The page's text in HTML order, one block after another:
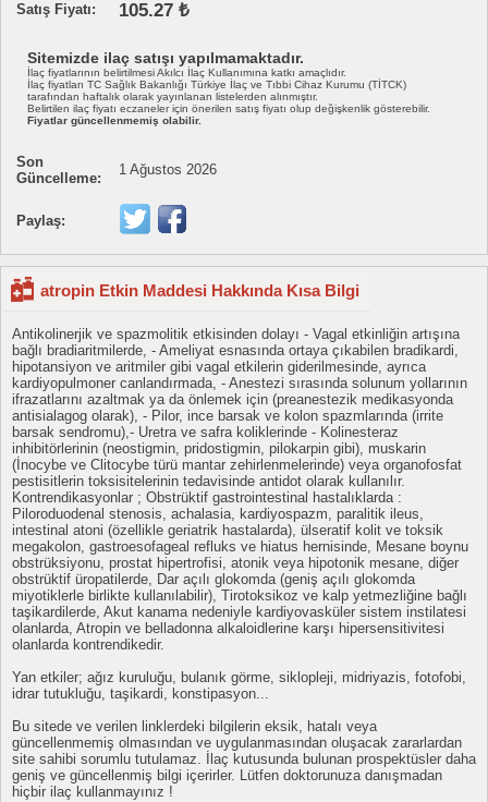
Satış Fiyatı: 105.27 ₺
Sitemizde ilaç satışı yapılmamaktadır.
İlaç fiyatlarının belirtilmesi Akılcı İlaç Kullanımına katkı amaçlıdır.
İlaç fiyatları TC Sağlık Bakanlığı Türkiye İlaç ve Tıbbi Cihaz Kurumu (TİTCK)
tarafından haftalık olarak yayınlanan listelerden alınmıştır.
Belirtilen ilaç fiyatı eczaneler için önerilen satış fiyatı olup değişkenlik gösterebilir.
Fiyatlar güncellenmemiş olabilir.
Son
Güncelleme:
1 Ağustos 2026
Paylaş:
atropin Etkin Maddesi Hakkında Kısa Bilgi
Antikolinerjik ve spazmolitik etkisinden dolayı - Vagal etkinliğin artışına
bağlı bradiaritmilerde, - Ameliyat esnasında ortaya çıkabilen bradikardi,
hipotansiyon ve aritmiler gibi vagal etkilerin giderilmesinde, ayrıca
kardiyopulmoner canlandırmada, - Anestezi sırasında solunum yollarının
ifrazatlarını azaltmak ya da önlemek için (preanestezik medikasyonda
antisialagog olarak), - Pilor, ince barsak ve kolon spazmlarında (irrite
barsak sendromu),- Uretra ve safra koliklerinde - Kolinesteraz
inhibitörlerinin (neostigmin, pridostigmin, pilokarpin gibi), muskarin
(İnocybe ve Clitocybe türü mantar zehirlenmelerinde) veya organofosfat
pestisitlerin toksisitelerinin tedavisinde antidot olarak kullanılır.
Kontrendikasyonlar ; Obstrüktif gastrointestinal hastalıklarda :
Piloroduodenal stenosis, achalasia, kardiyospazm, paralitik ileus,
intestinal atoni (özellikle geriatrik hastalarda), ülseratif kolit ve toksik
megakolon, gastroesofageal refluks ve hiatus hernisinde, Mesane boynu
obstrüksiyonu, prostat hipertrofisi, atonik veya hipotonik mesane, diğer
obstrüktif üropatilerde, Dar açılı glokomda (geniş açılı glokomda
miyotiklerle birlikte kullanılabilir), Tirotoksikoz ve kalp yetmezliğine bağlı
taşikardilerde, Akut kanama nedeniyle kardiyovasküler sistem instilatesi
olanlarda, Atropin ve belladonna alkaloidlerine karşı hipersensitivitesi
olanlarda kontrendikedir.
Yan etkiler; ağız kuruluğu, bulanık görme, siklopleji, midriyazis, fotofobi,
idrar tutukluğu, taşikardi, konstipasyon...
Bu sitede ve verilen linklerdeki bilgilerin eksik, hatalı veya
güncellenmemiş olmasından ve uygulanmasından oluşacak zararlardan
site sahibi sorumlu tutulamaz. İlaç kutusunda bulunan prospektüsler daha
geniş ve güncellenmiş bilgi içerirler. Lütfen doktorunuza danışmadan
hiçbir ilaç kullanmayınız !